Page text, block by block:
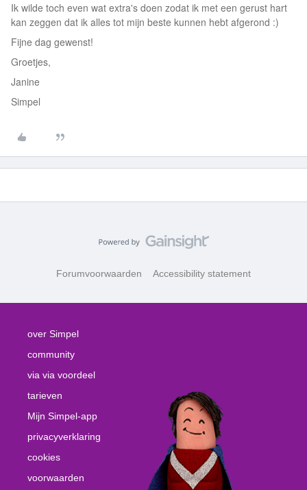
Ik wilde toch even wat extra's doen zodat ik met een gerust hart
kan zeggen dat ik alles tot mijn beste kunnen hebt afgerond :)
Fijne dag gewenst!
Groetjes,
Janine
Simpel
Forumvoorwaarden Accessibility statement
over Simpel
community
via via voordeel
tarieven
Mijn Simpel-app
privacyverklaring
cookies
voorwaarden